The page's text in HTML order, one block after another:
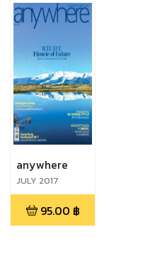
anywhere
JULY 2017
95.00 ฿